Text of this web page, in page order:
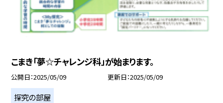
こまき「夢☆チャレンジ科」が始まります。
公開日 2025/05/09 更新日 2025/05/09
探究の部屋